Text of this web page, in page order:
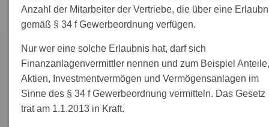
Anzahl der Mitarbeiter der Vertriebe, die über eine
gemäß § 34 f Gewerbeordnung verfügen.
Nur wer eine solche Erlaubnis hat, darf sich
Finanzanlagenvermittler nennen und zum Beispiel Anteile,
Aktien, Investmentvermögen und Vermögensanlagen im
Sinne des § 34 f Gewerbeordnung vermitteln. Das Gesetz
trat am 1.1.2013 in Kraft.